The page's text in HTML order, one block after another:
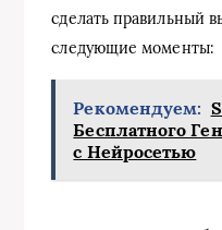
сделать правильный
следующие моменты:
Рекомендуем:
Бесплатного
с Нейросетью